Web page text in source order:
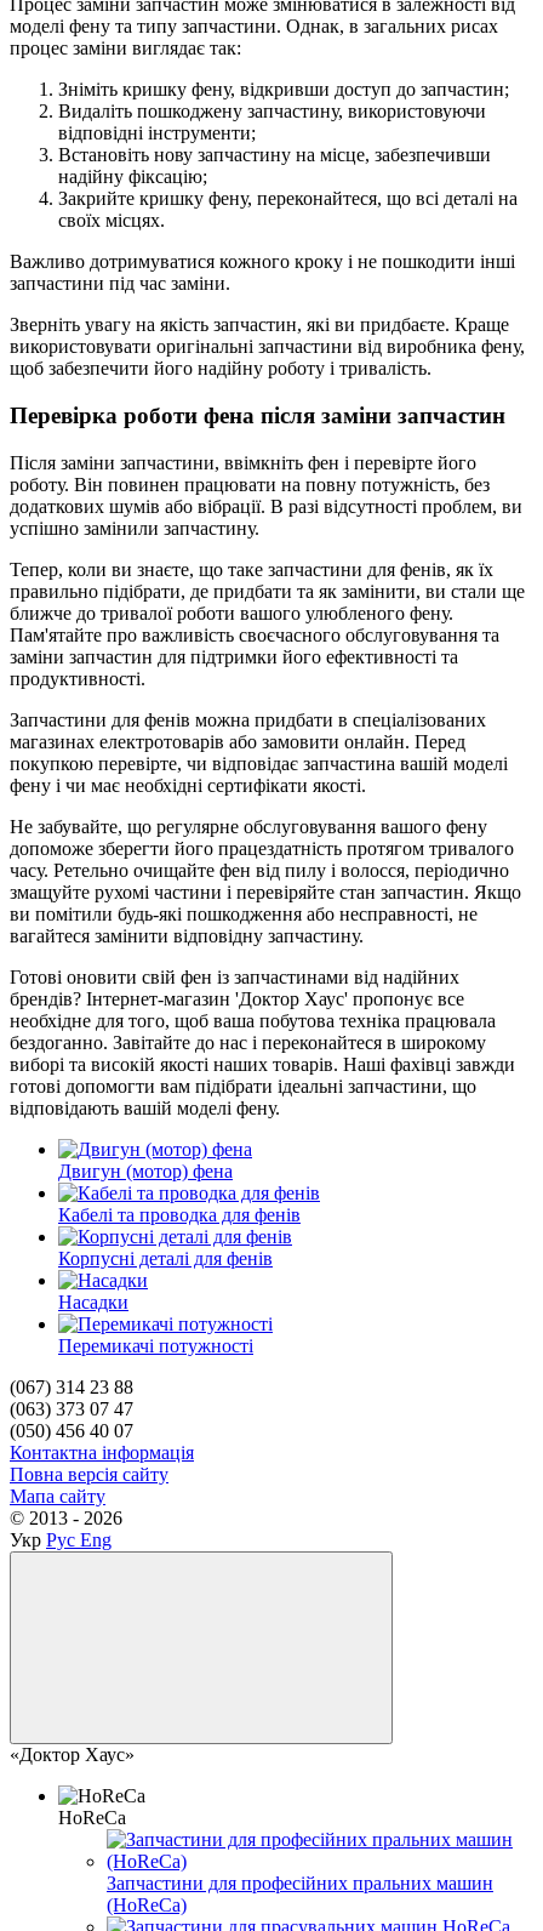
Процес заміни запчастин може змінюватися в залежності від
моделі фену та типу запчастини. Однак, в загальних рисах
процес заміни виглядає так:
Зніміть кришку фену, відкривши доступ до запчастин;
Видаліть пошкоджену запчастину, використовуючи
відповідні інструменти;
Встановіть нову запчастину на місце, забезпечивши
надійну фіксацію;
Закрийте кришку фену, переконайтеся, що всі деталі на
своїх місцях.
Важливо дотримуватися кожного кроку і не пошкодити інші
запчастини під час заміни.
Зверніть увагу на якість запчастин, які ви придбаєте. Краще
використовувати оригінальні запчастини від виробника фену,
щоб забезпечити його надійну роботу і тривалість.
Перевірка роботи фена після заміни запчастин
Після заміни запчастини, ввімкніть фен і перевірте його
роботу. Він повинен працювати на повну потужність, без
додаткових шумів або вібрації. В разі відсутності проблем, ви
успішно замінили запчастину.
Тепер, коли ви знаєте, що таке запчастини для фенів, як їх
правильно підібрати, де придбати та як замінити, ви стали ще
ближче до тривалої роботи вашого улюбленого фену.
Пам'ятайте про важливість своєчасного обслуговування та
заміни запчастин для підтримки його ефективності та
продуктивності.
Запчастини для фенів можна придбати в спеціалізованих
магазинах електротоварів або замовити онлайн. Перед
покупкою перевірте, чи відповідає запчастина вашій моделі
фену і чи має необхідні сертифікати якості.
Не забувайте, що регулярне обслуговування вашого фену
допоможе зберегти його працездатність протягом тривалого
часу. Ретельно очищайте фен від пилу і волосся, періодично
змащуйте рухомі частини і перевіряйте стан запчастин. Якщо
ви помітили будь-які пошкодження або несправності, не
вагайтеся замінити відповідну запчастину.
Готові оновити свій фен із запчастинами від надійних
брендів? Інтернет-магазин 'Доктор Хаус' пропонує все
необхідне для того, щоб ваша побутова техніка працювала
бездоганно. Завітайте до нас і переконайтеся в широкому
виборі та високій якості наших товарів. Наші фахівці завжди
готові допомогти вам підібрати ідеальні запчастини, що
відповідають вашій моделі фену.
Двигун (мотор) фена
Кабелі та проводка для фенів
Корпусні деталі для фенів
Насадки
Перемикачі потужності
(067) 314 23 88
(063) 373 07 47
(050) 456 40 07
Контактна інформація
Повна версія сайту
Мапа сайту
© 2013 - 2026
Укр Рус Eng
«Доктор Хаус»
HoReCa
Запчастини для професійних пральних машин
(HoReCa)